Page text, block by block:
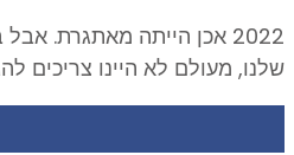
2022 אכן הייתה מאתגרת.
שלנו, מעולם לא היינו צריכים